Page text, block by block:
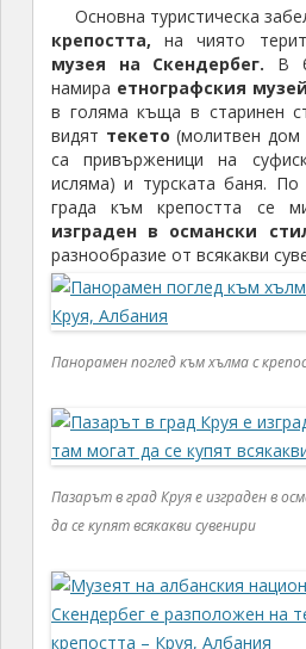
Основна туристическа
крепостта, на чиято
музея на Скендербег. В
намира етнографския
в голяма къща в старинен
видят текето (молитвен дом
са привърженици на
исляма) и турската баня.
града към крепостта се
изграден в османски
разнообразие от всякакви
Панорамен поглед към хълма с
Пазарът в град Круя е изграден в
да се купят всякакви сувенири